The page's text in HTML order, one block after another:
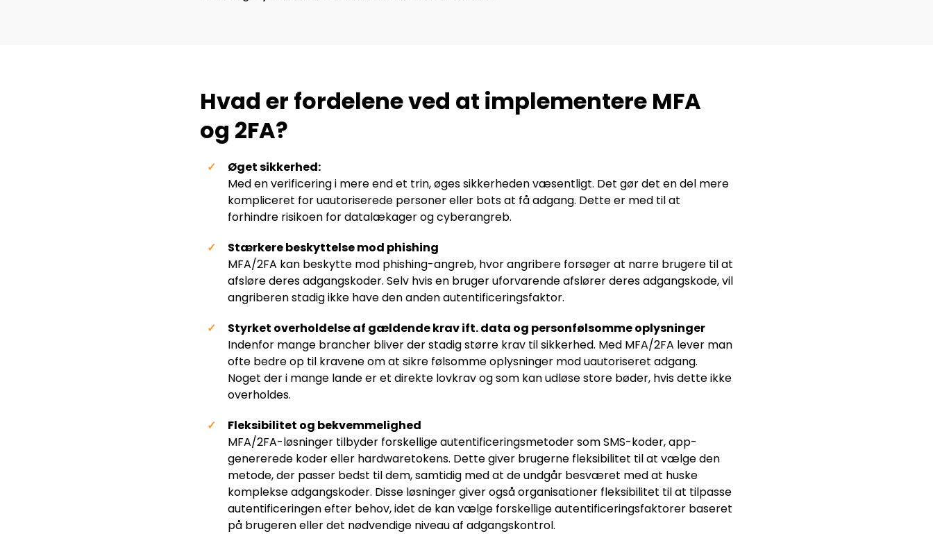
Hvad er fordelene ved at implementere MFA
og 2FA?
Øget sikkerhed:
Med en verificering i mere end et trin, øges sikkerheden væsentligt. Det gør det en del mere
kompliceret for uautoriserede personer eller bots at få adgang. Dette er med til at
forhindre risikoen for datalækager og cyberangreb.
Stærkere beskyttelse mod phishing
MFA/2FA kan beskytte mod phishing-angreb, hvor angribere forsøger at narre brugere til at
afsløre deres adgangskoder. Selv hvis en bruger uforvarende afslører deres adgangskode, vil
angriberen stadig ikke have den anden autentificeringsfaktor.
Styrket overholdelse af gældende krav ift. data og personfølsomme oplysninger
Indenfor mange brancher bliver der stadig større krav til sikkerhed. Med MFA/2FA lever man
ofte bedre op til kravene om at sikre følsomme oplysninger mod uautoriseret adgang.
Noget der i mange lande er et direkte lovkrav og som kan udløse store bøder, hvis dette ikke
overholdes.
Fleksibilitet og bekvemmelighed
MFA/2FA-løsninger tilbyder forskellige autentificeringsmetoder som SMS-koder, app-
genererede koder eller hardwaretokens. Dette giver brugerne fleksibilitet til at vælge den
metode, der passer bedst til dem, samtidig med at de undgår besværet med at huske
komplekse adgangskoder. Disse løsninger giver også organisationer fleksibilitet til at tilpasse
autentificeringen efter behov, idet de kan vælge forskellige autentificeringsfaktorer baseret
på brugeren eller det nødvendige niveau af adgangskontrol.